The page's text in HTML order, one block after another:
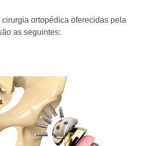
ortopédica oferecidas pela
as seguintes: